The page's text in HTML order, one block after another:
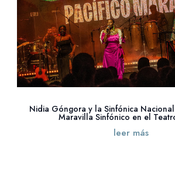
Nidia Góngora y la Sinfónica
Maravilla Sinfónico en el
leer más